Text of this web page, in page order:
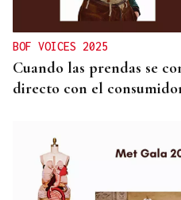
BOF VOICES 2025
Cuando las prendas se
directo con el